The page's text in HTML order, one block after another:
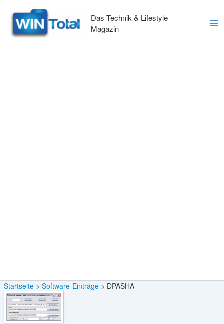
Inhalt
springen
Das Technik & Lifestyle
Magazin
Startseite Software-Einträge DPASHA